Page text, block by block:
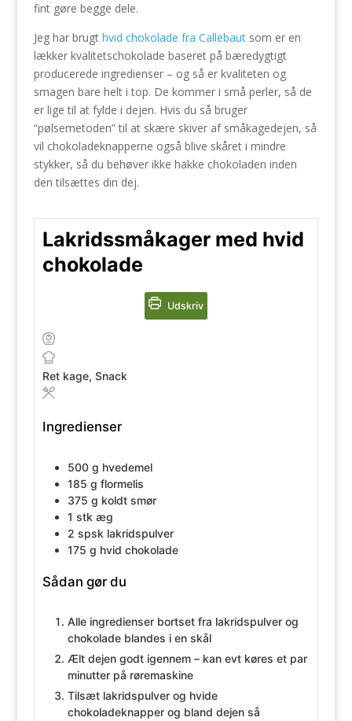
fint gøre begge dele.
Jeg har brugt hvid chokolade fra Callebautsom er en
lækker kvalitetschokolade baseret på bæredygtigt
producerede ingredienser – og så er kvaliteten og
smagen bare helt i top. De kommer i små perler, så de
er lige til at fylde i dejen. Hvis du så bruger
“pølsemetoden” til at skære skiver af småkagedejen, så
vil chokoladeknapperne også blive skåret i mindre
stykker, så du behøver ikke hakke chokoladen inden
den tilsættes din dej.
Lakridssmåkager med hvid
chokolade
Udskriv
Ret kage, Snack
Ingredienser
500 g hvedemel
185 g flormelis
375 g koldt smør
1 stk æg
2 spsk lakridspulver
175 g hvid chokolade
Sådan gør du
Alle ingredienser bortset fra lakridspulver og
chokolade blandes i en skål
Ælt dejen godt igennem – kan evt køres et par
minutter på røremaskine
Tilsæt lakridspulver og hvide
chokoladeknapper og bland dejen så